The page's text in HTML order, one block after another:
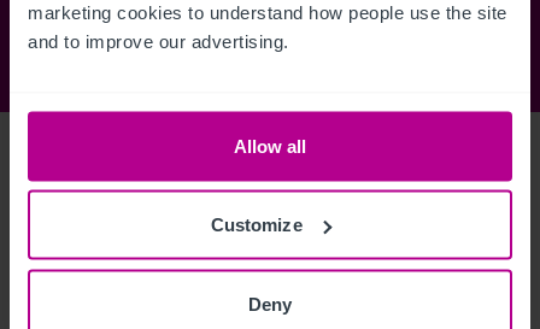
marketing cookies to understand how people use the site
and to improve our advertising.
Allow all
Customize
Deny
to view full details